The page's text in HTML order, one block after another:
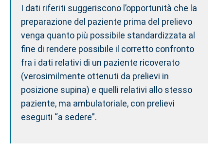
I dati riferiti suggeriscono l’opportunità che la
preparazione del paziente prima del prelievo
venga quanto più possibile standardizzata al
fine di rendere possibile il corretto confronto
fra i dati relativi di un paziente ricoverato
(verosimilmente ottenuti da prelievi in
posizione supina) e quelli relativi allo stesso
paziente, ma ambulatoriale, con prelievi
eseguiti “a sedere”.